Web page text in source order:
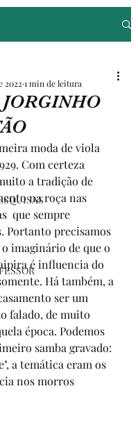
JORGINHO
2022 1 min de leitura
moda de viola
Com certeza
a tradição de
na roça nas
que sempre
Portanto precisamos
imaginário de que o
é influencia do
Há também, a
ser um
falado, de muito
época. Podemos
samba gravado:
a temática eram os
nos morros